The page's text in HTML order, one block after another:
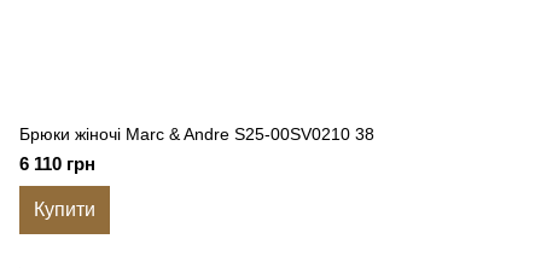
Брюки жіночі Marc & Andre S25-00SV0210 38
6 110 грн
Купити